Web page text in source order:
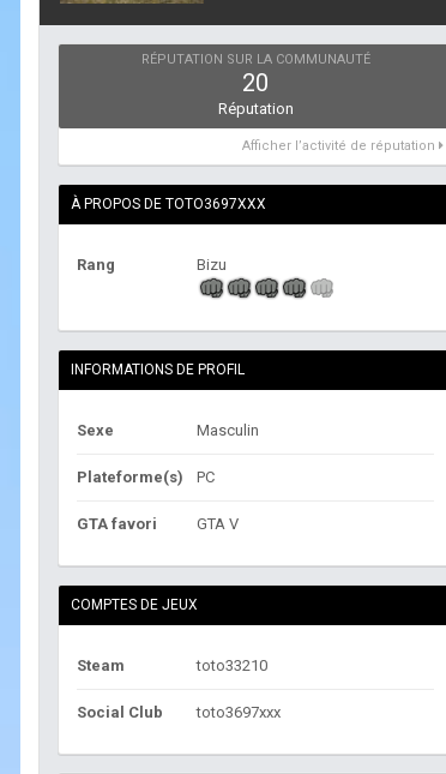
RÉPUTATION SUR LA COMMUNAUTÉ
20
Réputation
Afficher l’activité de réputation
À PROPOS DE TOTO3697XXX
Rang Bizu
INFORMATIONS DE PROFIL
Sexe Masculin
Plateforme(s) PC
GTA favori GTA V
COMPTES DE JEUX
Steam toto33210
Social Club toto3697xxx